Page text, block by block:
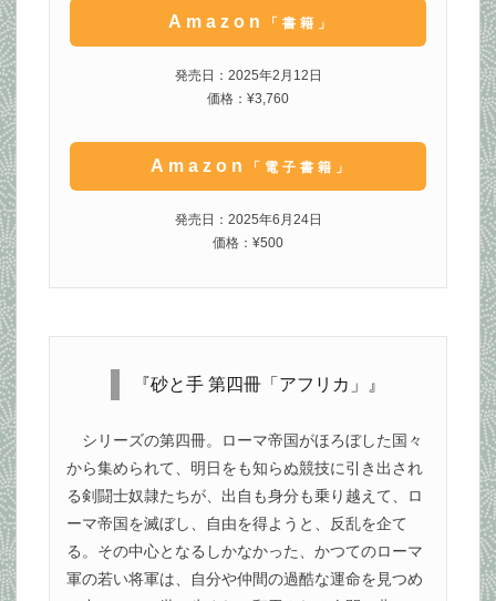
Amazon 「書籍」
発売日：2025年2月12日
価格：¥3,760
Amazon 「電子書籍」
発売日：2025年6月24日
価格：¥500
『砂と手 第四冊「アフリカ」』
シリーズの第四冊。ローマ帝国がほろぼした国々
から集められて、明日をも知らぬ競技に引き出され
る剣闘士奴隷たちが、出自も身分も乗り越えて、ロ
ーマ帝国を滅ぼし、自由を得ようと、反乱を企て
る。その中心となるしかなかった、かつてのローマ
軍の若い将軍は、自分や仲間の過酷な運命を見つめ